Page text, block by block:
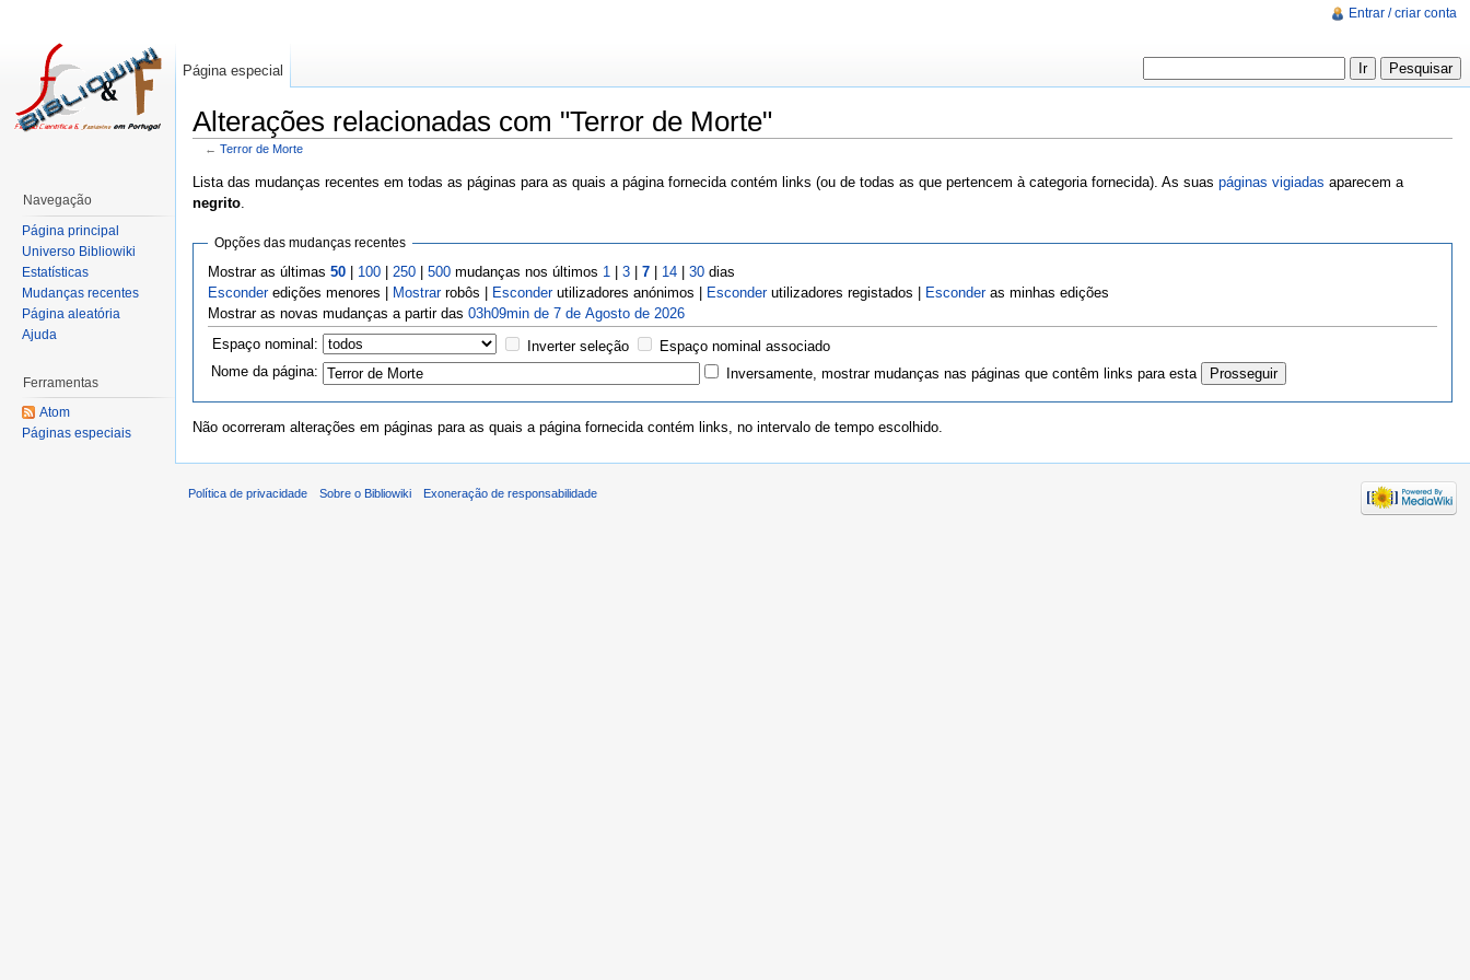
Alterações relacionadas com "Terror de Morte"
← Terror de Morte
Lista das mudanças recentes em todas as páginas para as quais a página fornecida contém links (ou de todas as que pertencem à categoria fornecida). As suas páginas vigiadas aparecem a
negrito
Opções das mudanças recentes
Mostrar as últimas 50| 100| 250| 500mudanças nos últimos 1 | 3| 7| 14| 30dias
Esconderedições menores | Mostrarrobôs | Esconderutilizadores anónimos | Esconderutilizadores registados | Esconderas minhas edições
Mostrar as novas mudanças a partir das 03h09min de 7 de Agosto de 2026
Espaço nominal:
Inverter seleção
Espaço nominal associado
Nome da página:
Inversamente, mostrar mudanças nas páginas que contêm links para esta
Não ocorreram alterações em páginas para as quais a página fornecida contém links, no intervalo de tempo escolhido.
Entrar / criar conta
Página especial
Navegação
Página principal
Universo Bibliowiki
Estatísticas
Mudanças recentes
Página aleatória
Ajuda
Ferramentas
Atom
Páginas especiais
Política de privacidade Sobre o Bibliowiki Exoneração de responsabilidade